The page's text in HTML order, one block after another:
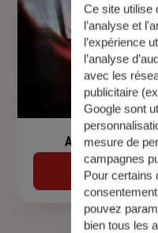
Assurance de
Ce site utilise
l’analyse et
l’expérience
l’analyse
avec les
publicitaire
Google sont
mesure de
campagnes
Pour certains
pouvez
bien tous les